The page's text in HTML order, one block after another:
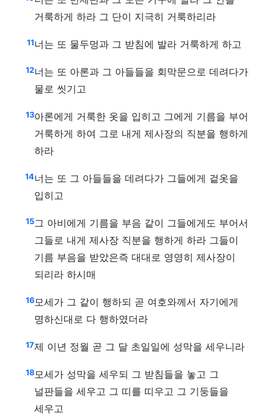
거룩하게 하라 그 단이 지극히 거룩하리라
11너는 또 물두멍과 그 받침에 발라 거룩하게 하고
12너는 또 아론과 그 아들들을 회막문으로 데려다가
물로 씻기고
13아론에게 거룩한 옷을 입히고 그에게 기름을 부어
거룩하게 하여 그로 내게 제사장의 직분을 행하게
하라
14너는 또 그 아들들을 데려다가 그들에게 겉옷을
입히고
15그 아비에게 기름을 부음 같이 그들에게도 부어서
그들로 내게 제사장 직분을 행하게 하라 그들이
기름 부음을 받았은즉 대대로 영영히 제사장이
되리라 하시매
16모세가 그 같이 행하되 곧 여호와께서 자기에게
명하신대로 다 행하였더라
17제 이년 정월 곧 그 달 초일일에 성막을 세우니라
18모세가 성막을 세우되 그 받침들을 놓고 그
널판들을 세우고 그 띠를 띠우고 그 기둥들을
세우고